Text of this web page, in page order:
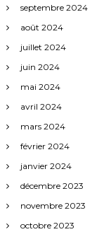
septembre 2024
août 2024
juillet 2024
juin 2024
mai 2024
avril 2024
mars 2024
février 2024
janvier 2024
décembre 2023
novembre 2023
octobre 2023